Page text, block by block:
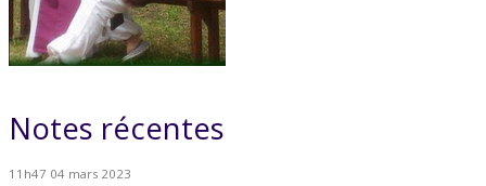
Notes récentes
11h47 04 mars 2023